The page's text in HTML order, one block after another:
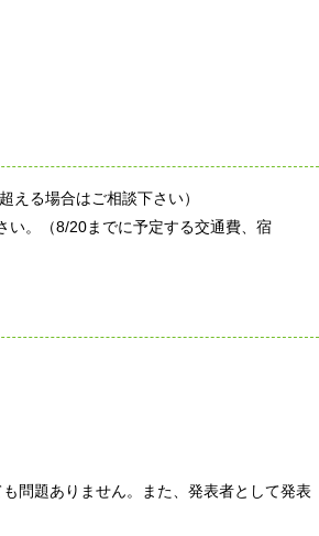
える場合はご相談下さい）
い。（8/20までに予定する交通費、宿
問題ありません。また、発表者として発表